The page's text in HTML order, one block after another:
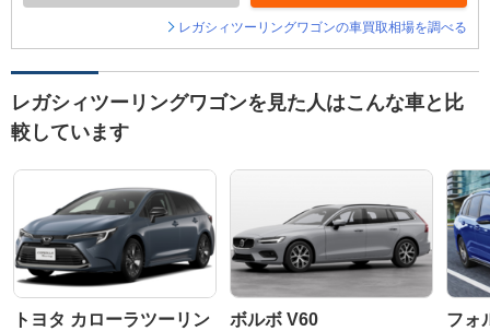
レガシィツーリングワゴンの車買取相場を調べる
レガシィツーリングワゴンを見た人はこんな車と比
較しています
トヨタ カローラツーリン
ボルボ V60
フォ